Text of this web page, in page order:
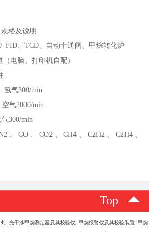
及说明
、TCD、自动十通阀、甲烷转化炉
脑、打印机自配）
气300/min
气2000/min
300/min
CO、CO2、CH4、C2H2、C2H4、
Top
光干涉甲烷测定器及其校验仪 甲烷报警仪及其校验装置 甲烷